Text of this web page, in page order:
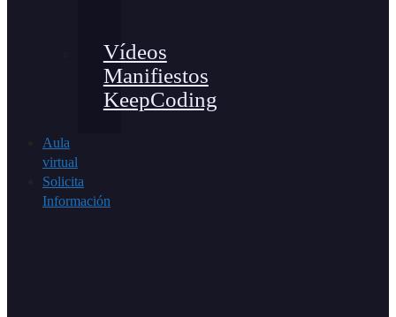
Vídeos
Manifiestos
KeepCoding
Aula
virtual
Solicita
Información